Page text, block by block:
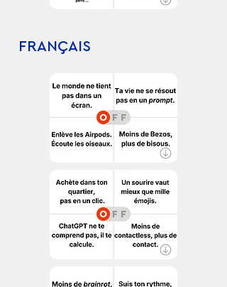
FRANÇAIS